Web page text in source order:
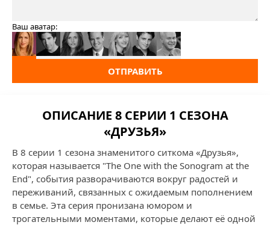
Ваш аватар:
ОТПРАВИТЬ
ОПИСАНИЕ 8 СЕРИИ 1 СЕЗОНА
«ДРУЗЬЯ»
В 8 серии 1 сезона знаменитого ситкома «Друзья»,
которая называется "The One with the Sonogram at the
End", события разворачиваются вокруг радостей и
переживаний, связанных с ожидаемым пополнением
в семье. Эта серия пронизана юмором и
трогательными моментами, которые делают её одной